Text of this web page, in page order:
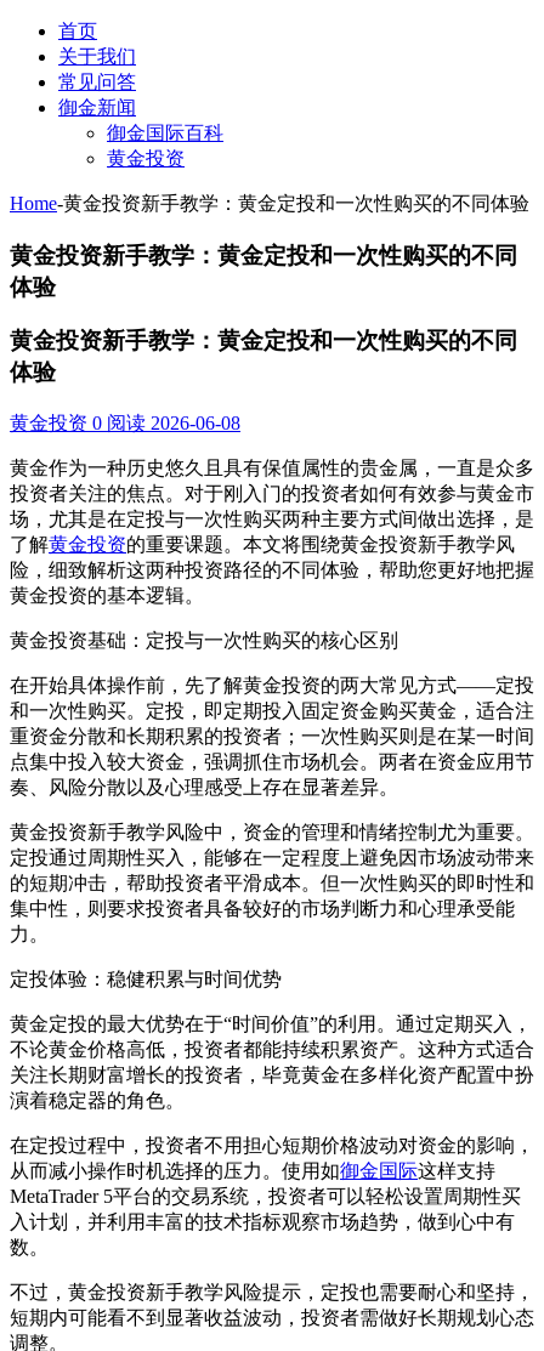
首页
关于我们
常见问答
御金新闻
御金国际百科
黄金投资
Home-黄金投资新手教学：黄金定投和一次性购买的不同体验
黄金投资新手教学：黄金定投和一次性购买的不同
体验
黄金投资新手教学：黄金定投和一次性购买的不同
体验
黄金投资 0 阅读 2026-06-08
黄金作为一种历史悠久且具有保值属性的贵金属，一直是众多
投资者关注的焦点。对于刚入门的投资者如何有效参与黄金市
场，尤其是在定投与一次性购买两种主要方式间做出选择，是
了解黄金投资的重要课题。本文将围绕黄金投资新手教学风
险，细致解析这两种投资路径的不同体验，帮助您更好地把握
黄金投资的基本逻辑。
黄金投资基础：定投与一次性购买的核心区别
在开始具体操作前，先了解黄金投资的两大常见方式——定投
和一次性购买。定投，即定期投入固定资金购买黄金，适合注
重资金分散和长期积累的投资者；一次性购买则是在某一时间
点集中投入较大资金，强调抓住市场机会。两者在资金应用节
奏、风险分散以及心理感受上存在显著差异。
黄金投资新手教学风险中，资金的管理和情绪控制尤为重要。
定投通过周期性买入，能够在一定程度上避免因市场波动带来
的短期冲击，帮助投资者平滑成本。但一次性购买的即时性和
集中性，则要求投资者具备较好的市场判断力和心理承受能
力。
定投体验：稳健积累与时间优势
黄金定投的最大优势在于“时间价值”的利用。通过定期买入，
不论黄金价格高低，投资者都能持续积累资产。这种方式适合
关注长期财富增长的投资者，毕竟黄金在多样化资产配置中扮
演着稳定器的角色。
在定投过程中，投资者不用担心短期价格波动对资金的影响，
从而减小操作时机选择的压力。使用如御金国际这样支持
MetaTrader 5平台的交易系统，投资者可以轻松设置周期性买
入计划，并利用丰富的技术指标观察市场趋势，做到心中有
数。
不过，黄金投资新手教学风险提示，定投也需要耐心和坚持，
短期内可能看不到显著收益波动，投资者需做好长期规划心态
调整。